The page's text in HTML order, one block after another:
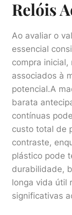
Relóis
Ao avaliar o
essencial
compra
associados à
potencial.A
barata
contínuas
custo total de
contraste,
plástico pode
durabilidade,
longa vida útil
significativas